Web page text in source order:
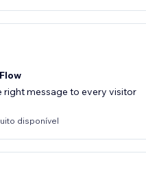
right message to every visitor
disponível